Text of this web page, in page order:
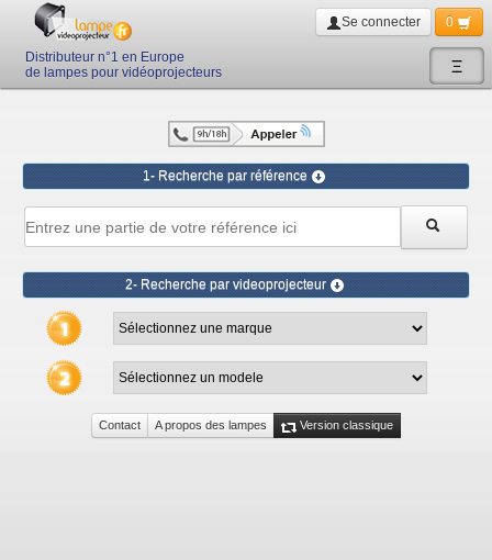
Ξ
Distributeur n°1 en Europe
de lampes pour vidéoprojecteurs
Se connecter 0
1- Recherche par référence
2- Recherche par videoprojecteur
Contact A propos des lampes Version classique